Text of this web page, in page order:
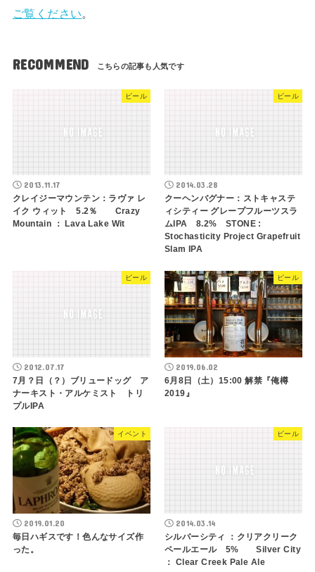
ご覧ください。
RECOMMEND
ビール
2013.11.17
クレイジーマウンテン：ラヴァ レ
イク ウィット 5.2％ Crazy
Mountain ： Lava Lake Wit
ビール
2014.03.28
クーヘンバグナー：ストキャステ
ィシティー グレープフルーツスラ
ムIPA 8.2% STONE :
Stochasticity Project Grapefruit
Slam IPA
ビール
2012.07.17
7月？日（？）ブリュードッグ ア
ナーキスト・アルケミスト トリ
プルIPA
ビール
2019.06.02
6月8日（土）15:00 解禁『俺樽
2019』
イベント
2019.01.20
毎日ハギスです！色んなサイズ作
った。
ビール
2014.03.14
シルバーシティ ：クリアクリーク
ペールエール 5% Silver City
： Clear Creek Pale Ale